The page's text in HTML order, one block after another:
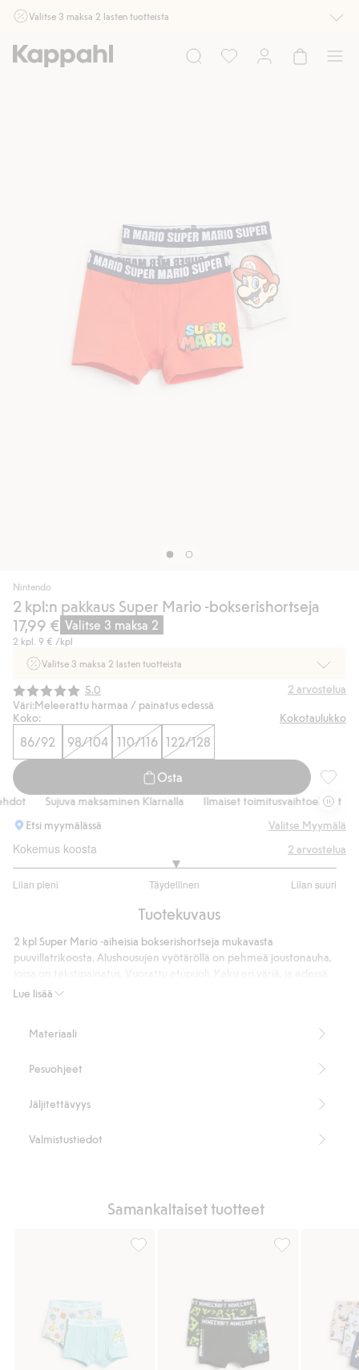
Valitse 3 maksa 2 lasten tuotteista
myymälässä ja verkossa. Ei voi yhdistää muihin alennuksiin tai tarjouksiin.
Nintendo
2 kpl:n pakkaus Super Mario -bokserishortseja
17,99 € Valitse 3 maksa 2
2 kpl. 9 € /kpl
Valitse 3 maksa 2 lasten tuotteista
Ei Newbie. Ostaessasi 2 tuotetta tai enemmän. Voimassa 3-16.8. asti
myymälässä ja verkossa. Ei voi yhdistää muihin alennuksiin tai tarjouksiin.
Osta nyt
Keskimääräinen luokitus:
5.0 2 arvostelua
Väri:Meleerattu harmaa / painatus edessä
Koko:
Kokotaulukko
86/92 98/104 110/116 122/128
Osta
2 kpl:n
Sujuva maksaminen Klarnalla Ilmaiset toimitusvaihtoehdot
Etsi myymälässä
Valitse Myymälä
Kokemus koosta
Liian pieni Täydellinen Liian suuri
/
ääneen
2 arvostelua
Tuotekuvaus
Lue lisää
2 kpl Super Mario -aiheisia bokserishortseja mukavasta
puuvillatrikoosta. Alushousujen vyötäröllä on pehmeä joustonauha,
vasemmassa lahkeessa on suuri Super Mario -kuvio.
Materiaali
Pesuohjeet
Jäljitettävyys
Valmistustiedot
Samankaltaiset tuotteet